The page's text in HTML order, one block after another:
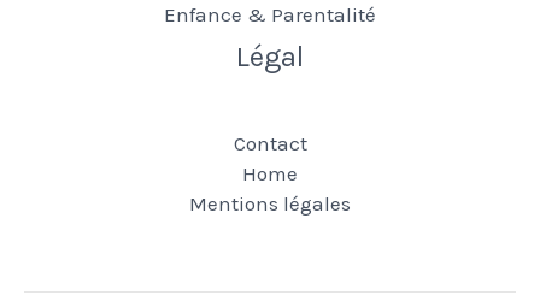
Enfance & Parentalité
Légal
Contact
Home
Mentions légales